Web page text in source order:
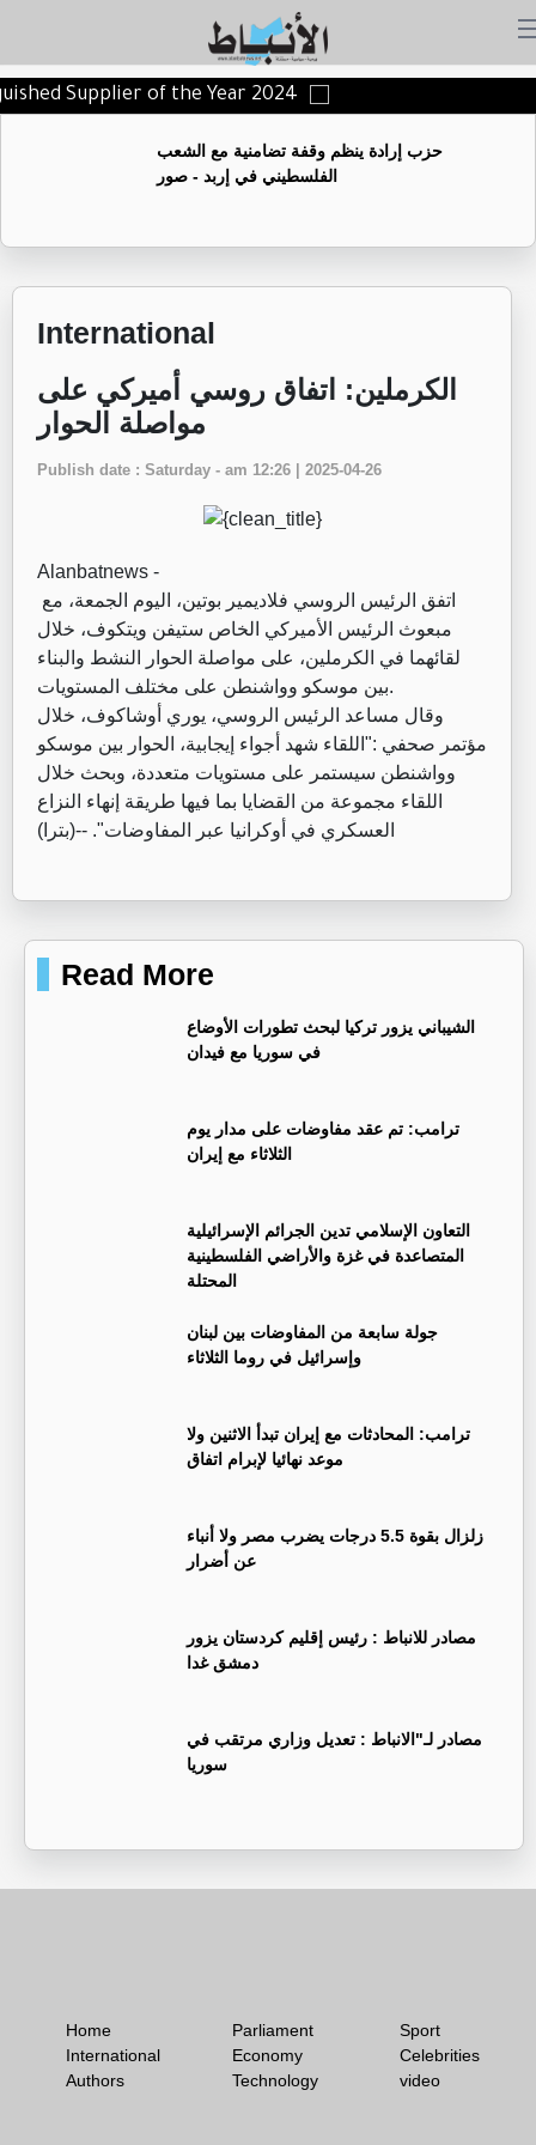
Supplier of the Year 2024
حزب إرادة ينظم وقفة تضامنية مع الشعب
الفلسطيني في إربد - صور
International
الكرملين: اتفاق روسي أميركي على
مواصلة الحوار
Publish date : Saturday - am 12:26 | 2025-04-26
Alanbatnews -
مبعوث الرئيس الأميركي الخاص ستيفن ويتكوف، خلال
لقائهما في الكرملين، على مواصلة الحوار النشط والبناء
بين موسكو وواشنطن على مختلف المستويات.
وقال مساعد الرئيس الروسي، يوري أوشاكوف، خلال
مؤتمر صحفي :"اللقاء شهد أجواء إيجابية، الحوار بين موسكو
وواشنطن سيستمر على مستويات متعددة، وبحث خلال
اللقاء مجموعة من القضايا بما فيها طريقة إنهاء النزاع
العسكري في أوكرانيا عبر المفاوضات". --(بترا)
Read More
‏الشيباني يزور تركيا لبحث تطورات الأوضاع
في سوريا مع فيدان
ترامب: تم عقد مفاوضات على مدار يوم
الثلاثاء مع إيران
التعاون الإسلامي تدين الجرائم الإسرائيلية
المتصاعدة في غزة والأراضي الفلسطينية
المحتلة
جولة سابعة من المفاوضات بين لبنان
وإسرائيل في روما الثلاثاء
ترامب: المحادثات مع إيران تبدأ الاثنين ولا
موعد نهائيا لإبرام اتفاق
زلزال بقوة 5.5 درجات يضرب مصر ولا أنباء
عن أضرار
‏مصادر للانباط : رئيس إقليم كردستان يزور
دمشق غدا
‏مصادر لـ"الانباط : تعديل وزاري مرتقب في
سوريا
Home
International
Authors
Parliament
Economy
Technology
Sport
Celebrities
video